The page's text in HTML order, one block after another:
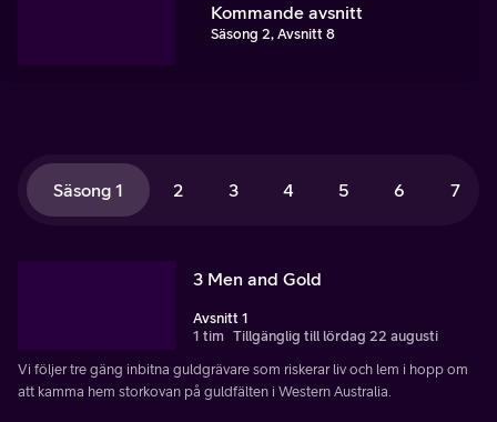
Kommande avsnitt
Säsong 2, Avsnitt 8
Säsong 1 2 3 4 5 6 7
3 Men and Gold
Avsnitt 1
1 tim Tillgänglig till lördag 22 augusti
Vi följer tre gäng inbitna guldgrävare som riskerar liv och lem i hopp om
att kamma hem storkovan på guldfälten i Western Australia.